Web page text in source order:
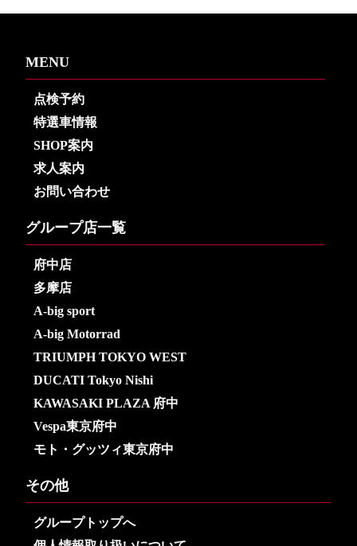
MENU
点検予約
特選車情報
SHOP案内
求人案内
お問い合わせ
グループ店一覧
府中店
多摩店
A-big sport
A-big Motorrad
TRIUMPH TOKYO WEST
DUCATI Tokyo Nishi
KAWASAKI PLAZA 府中
Vespa東京府中
モト・グッツィ東京府中
その他
グループトップへ